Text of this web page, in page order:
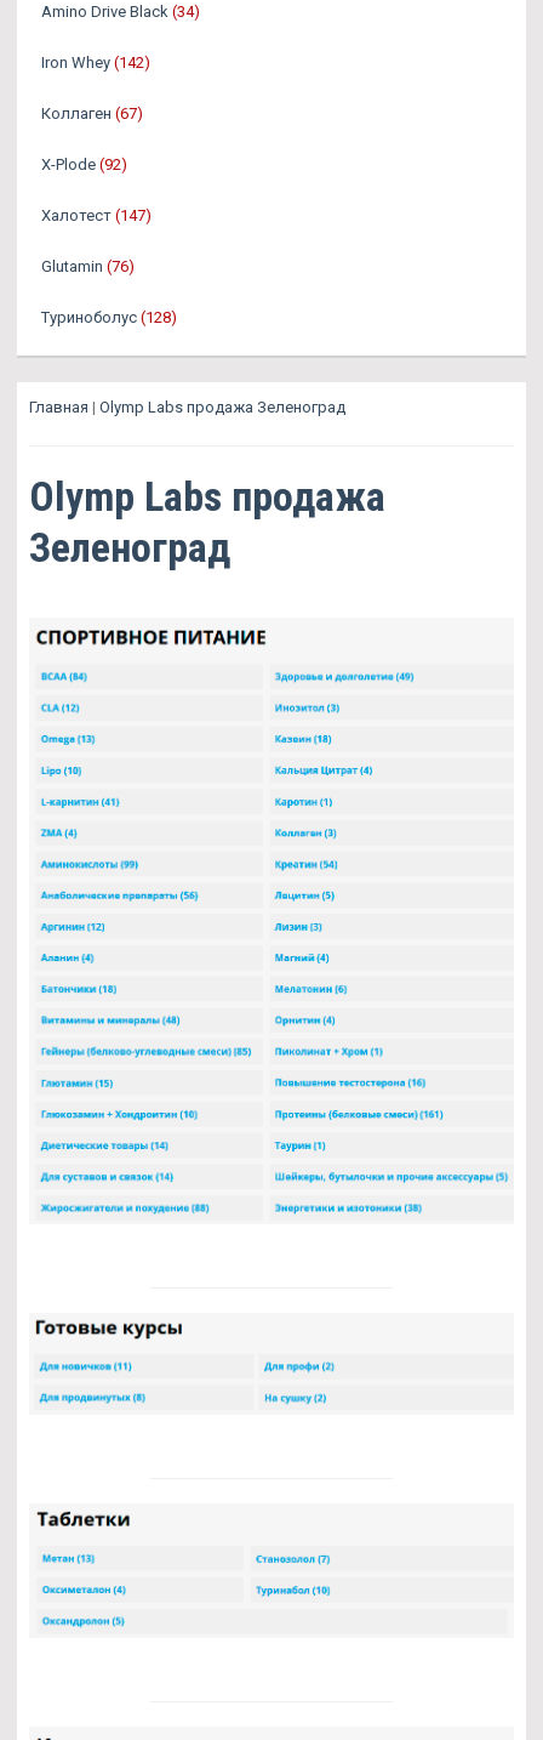
Amino Drive Black (34)
Iron Whey (142)
Коллаген (67)
X-Plode (92)
Халотест (147)
Glutamin (76)
Туриноболус (128)
Главная | Olymp Labs продажа Зеленоград
Olymp Labs продажа
Зеленоград